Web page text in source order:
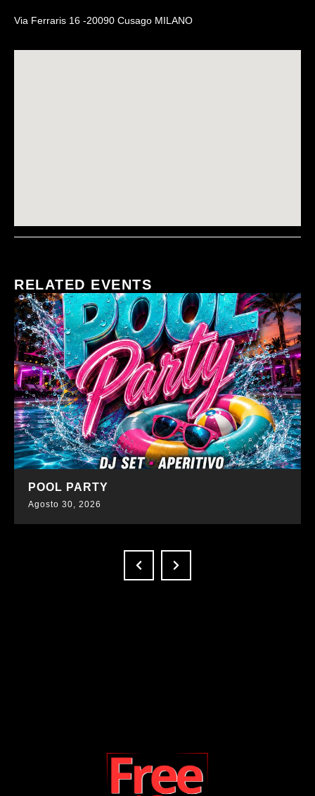
Via Ferraris 16 -20090 Cusago MILANO
RELATED EVENTS
SCOPRI DI PIÙ
POOL PARTY
Agosto 30, 2026